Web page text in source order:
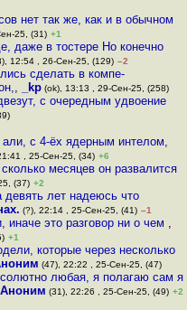
нет так же, как и в обычном
25, (31) +1
даже в тостере Но конечно
12:54 , 26-Сен-25, (129) –2
сделать в компе-
, _kp(ok), 13:13 , 29-Сен-25, (258)
с очередным удвоение
али, с 4-ёх ядерным интелом,
, 25-Сен-25, (34) +6
месяцев он развалится
(37) +2
лет надеюсь что
(?), 22:14 , 25-Сен-25, (41) –1
иначе это разговор ни о чем ,
+1
которые через несколько
(47), 22:22 , 25-Сен-25, (47)
любая, я полагаю сам я
Аноним (31), 22:26 , 25-Сен-25, (49) +2